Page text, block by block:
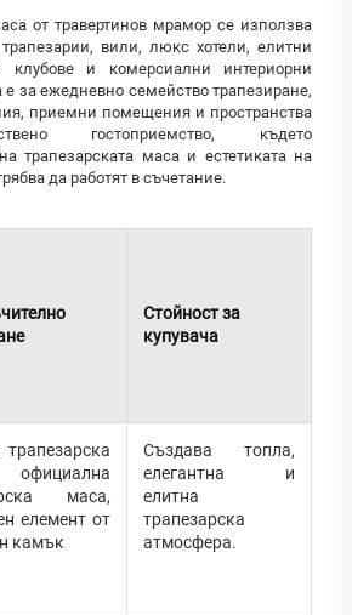
от травертинов мрамор се използва
вили, люкс хотели, елитни
клубове и комерсиални интериорни
за ежедневно семейство трапезиране,
приемни помещения и пространства
гостоприемство, където
трапезарската маса и естетиката на
да работят в съчетание.
Стойност за
купувача
маса,
елемент от
камък
Създава топла,
елегантна и
елитна
трапезарска
атмосфера.